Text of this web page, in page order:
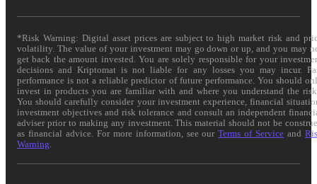
*Risk Warning: Digital asset prices are subject to high market risk and
volatility. The value of your investment may go down or up, and you may
get back the amount invested. You are solely responsible for your
decisions and Kriptomat is not liable for any losses you may incur.
performance is not a reliable predictor of future performance. You should
invest in products you are familiar with and where you understand the
You should carefully consider your investment experience, financial
investment objectives and risk tolerance and consult an independent
adviser prior to making any investment. This material should not be
as financial advice. For more information, see ourTerms of Service and
Warning